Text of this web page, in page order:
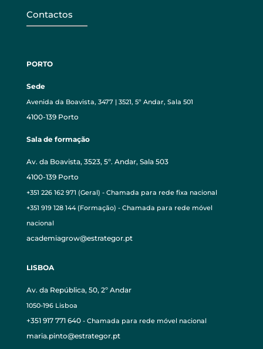
Contactos
PORTO
Sede
Avenida da Boavista, 3477 | 3521, 5º Andar, Sala 501
4100-139 Porto
Sala de formação
Av. da Boavista, 3523, 5º. Andar, Sala 503
4100-139 Porto
+351 226 162 971 (Geral) - Chamada para rede fixa nacional
+351 919 128 144 (Formação) - Chamada para rede móvel
nacional
academiagrow@estrategor.pt
LISBOA
Av. da República, 50, 2º Andar
1050-196 Lisboa
+351 917 771 640- Chamada para rede móvel nacional
maria.pinto@estrategor.pt